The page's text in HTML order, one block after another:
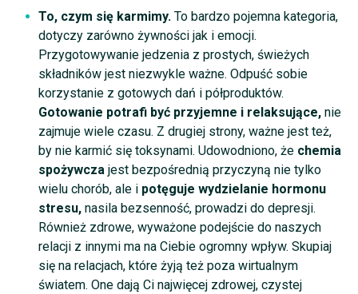
To, czym się karmimy. To bardzo pojemna kategoria,
dotyczy zarówno żywności jak i emocji.
Przygotowywanie jedzenia z prostych, świeżych
składników jest niezwykle ważne. Odpuść sobie
korzystanie z gotowych dań i półproduktów.
Gotowanie potrafi być przyjemne i relaksujące, nie
zajmuje wiele czasu. Z drugiej strony, ważne jest też,
by nie karmić się toksynami. Udowodniono, że chemia
spożywcza jest bezpośrednią przyczyną nie tylko
wielu chorób, ale i potęguje wydzielanie hormonu
stresu, nasila bezsenność, prowadzi do depresji.
Również zdrowe, wyważone podejście do naszych
relacji z innymi ma na Ciebie ogromny wpływ. Skupiaj
się na relacjach, które żyją też poza wirtualnym
światem. One dają Ci najwięcej zdrowej, czystej